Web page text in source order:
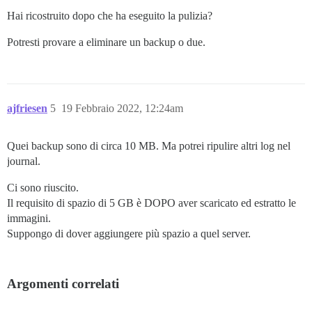
Hai ricostruito dopo che ha eseguito la pulizia?
Potresti provare a eliminare un backup o due.
ajfriesen 19 Febbraio 2022, 12:24am
5
Quei backup sono di circa 10 MB. Ma potrei ripulire altri log nel
journal.
Ci sono riuscito.
Il requisito di spazio di 5 GB è DOPO aver scaricato ed estratto le
immagini.
Suppongo di dover aggiungere più spazio a quel server.
Argomenti correlati